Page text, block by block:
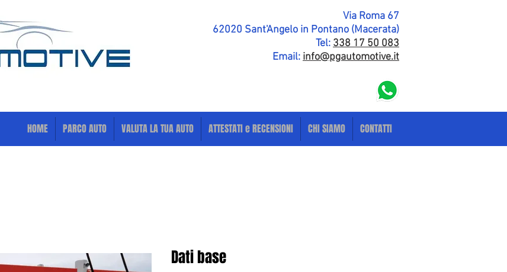
Via Roma 67
62020 Sant'Angelo in Pontano (Macerata)
Tel: 338 17 50 083
Email: info@pgautomotive.it
HOME PARCO AUTO VALUTA LA TUA AUTO ATTESTATI e RECENSIONI CHI SIAMO CONTATTI
Dati base